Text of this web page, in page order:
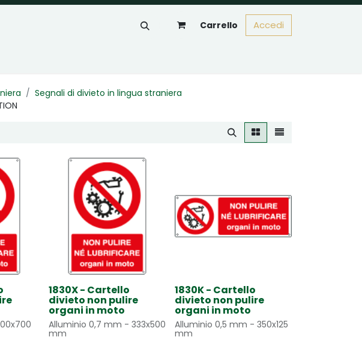
Carrello Accedi
Segnali di divieto in lingua straniera
1830X - Cartello
divieto non pulire
organi in moto
Alluminio 0,7 mm - 333x500
mm
1830K - Cartello
divieto non pulire
organi in moto
Alluminio 0,5 mm - 350x125
mm